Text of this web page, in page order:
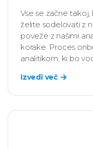
Vse se začne
želite sodelovati z
poveže z našimi
korake. Proces
analitikom, ki bo
Izvedi več